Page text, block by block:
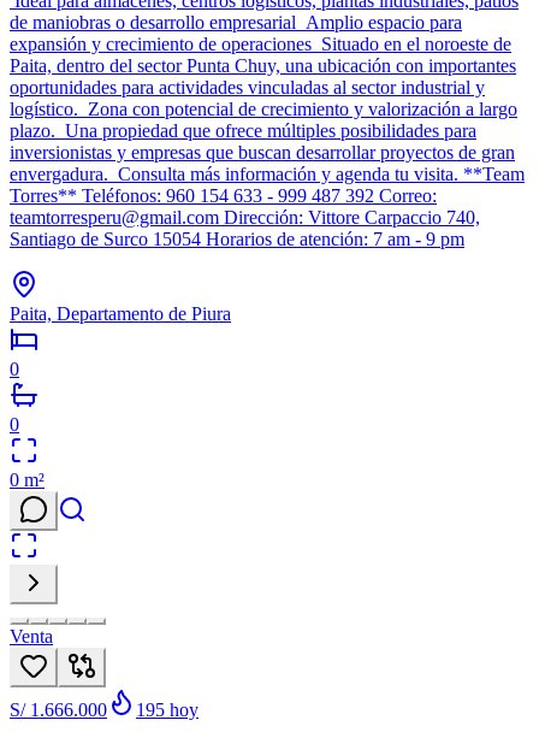
de maniobras o desarrollo empresarial Amplio espacio para
expansión y crecimiento de operaciones Situado en el noroeste de
Paita, dentro del sector Punta Chuy, una ubicación con importantes
oportunidades para actividades vinculadas al sector industrial y
logístico. Zona con potencial de crecimiento y valorización a largo
plazo. Una propiedad que ofrece múltiples posibilidades para
inversionistas y empresas que buscan desarrollar proyectos de gran
envergadura. Consulta más información y agenda tu visita. **Team
Torres** Teléfonos: 960 154 633 - 999 487 392 Correo:
teamtorresperu@gmail.com Dirección: Vittore Carpaccio 740,
Santiago de Surco 15054 Horarios de atención: 7 am - 9 pm
Paita, Departamento de Piura
0
0
0 m²
Venta
S/ 1.666.000 195 hoy